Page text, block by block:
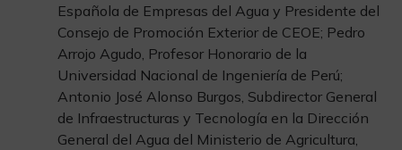
Española de Empresas del Agua y Presidente del
Consejo de Promoción Exterior de CEOE; Pedro
Arrojo Agudo, Profesor Honorario de la
Universidad Nacional de Ingeniería de Perú;
Antonio José Alonso Burgos, Subdirector General
de Infraestructuras y Tecnología en la Dirección
General del Agua del Ministerio de Agricultura,